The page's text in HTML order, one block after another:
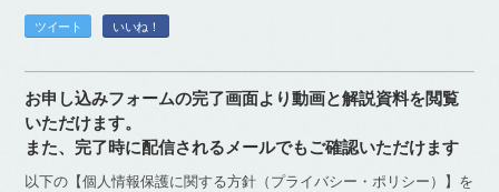
ツイート いいね！
お申し込みフォームの完了画面より動画と解説資料を閲覧
いただけます。
また、完了時に配信されるメールでもご確認いただけます
以下の【個人情報保護に関する方針（プライバシー・ポリシー）】を